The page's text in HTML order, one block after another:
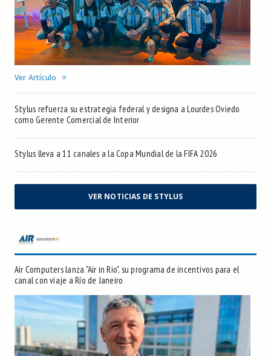
Ver Artículo
Stylus refuerza su estrategia federal y designa a Lourdes Oviedo
como Gerente Comercial de Interior
Stylus lleva a 11 canales a la Copa Mundial de la FIFA 2026
VER NOTICIAS DE STYLUS
Air Computers lanza "Air in Rio", su programa de incentivos para el
canal con viaje a Río de Janeiro